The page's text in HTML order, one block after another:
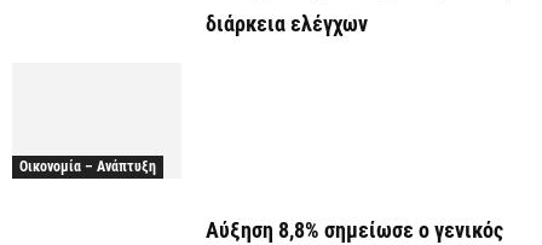
διάρκεια ελέγχων
Οικονομία – Ανάπτυξη
Αύξηση 8,8% σημείωσε ο γενικός